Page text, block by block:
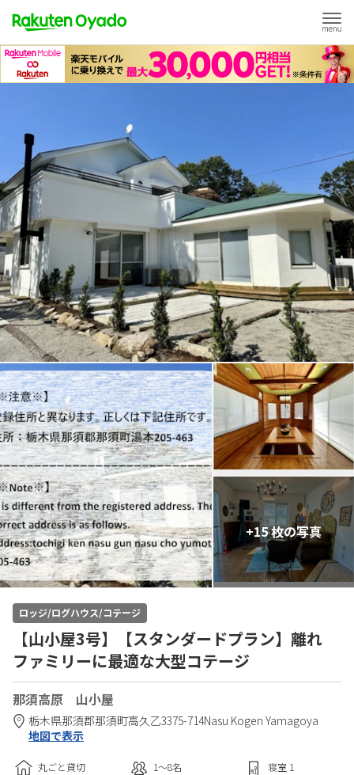
+15 枚の写真
ロッジ/ログハウス/コテージ
【山小屋3号】【スタンダードプラン】離れ
ファミリーに最適な大型コテージ
那須高原 山小屋
栃木県那須郡那須町高久乙3375-714Nasu Kogen Yamagoya
地図で表示
丸ごと貸切 1〜8名 寝室 1